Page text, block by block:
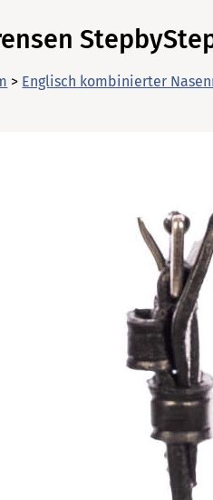
> Englisch kombinierter